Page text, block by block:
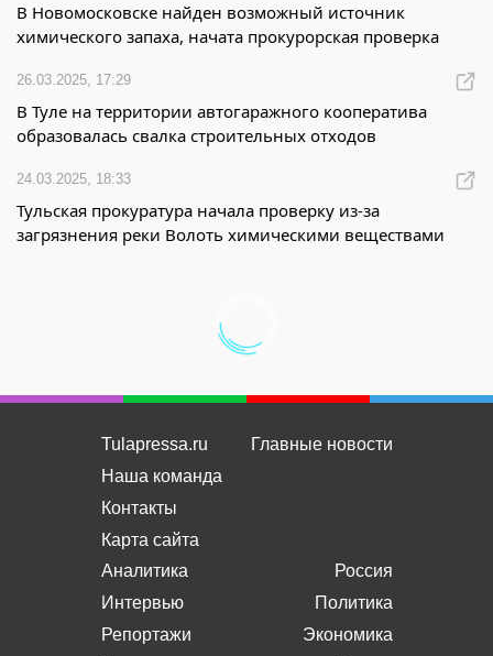
В Новомосковске найден возможный источник
химического запаха, начата прокурорская проверка
26.03.2025, 17:29
В Туле на территории автогаражного кооператива
образовалась свалка строительных отходов
24.03.2025, 18:33
Тульская прокуратура начала проверку из-за
загрязнения реки Волоть химическими веществами
Tulapressa.ru
Наша команда
Контакты
Карта сайта
Главные новости
Аналитика
Интервью
Репортажи
Россия
Политика
Экономика